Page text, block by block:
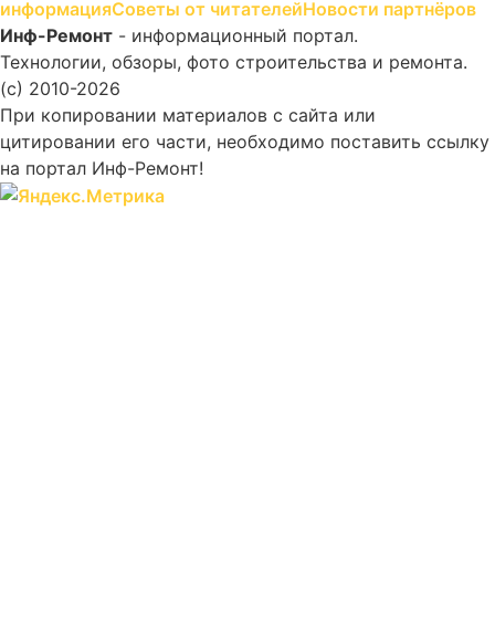
информацияСоветы от читателейНовости партнёров
Инф-Ремонт - информационный портал.
Технологии, обзоры, фото строительства и ремонта.
(c) 2010-2026
При копировании материалов с сайта или
цитировании его части, необходимо поставить ссылку
на портал Инф-Ремонт!